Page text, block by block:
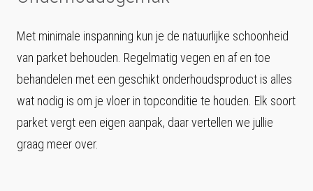
Met minimale inspanning kun je de natuurlijke schoonheid
van parket behouden. Regelmatig vegen en af en toe
behandelen met een geschikt onderhoudsproduct is alles
wat nodig is om je vloer in topconditie te houden. Elk soort
parket vergt een eigen aanpak, daar vertellen we jullie
graag meer over.